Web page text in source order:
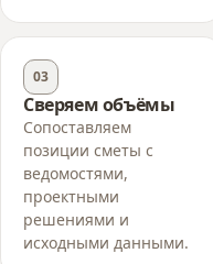
03
Сверяем объёмы
Сопоставляем
позиции сметы с
ведомостями,
проектными
решениями и
исходными данными.